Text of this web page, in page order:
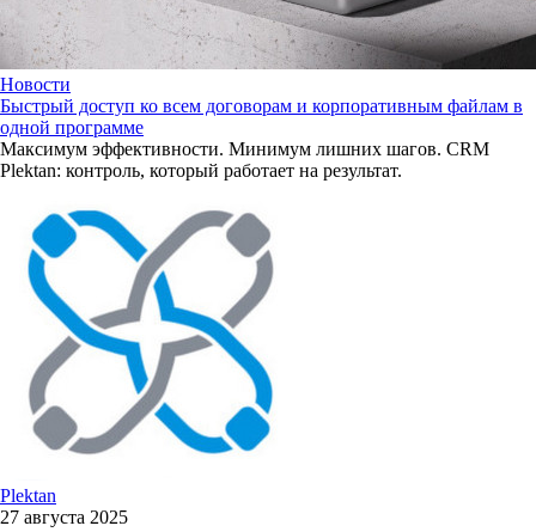
Новости
Быстрый доступ ко всем договорам и корпоративным файлам в
одной программе
Максимум эффективности. Минимум лишних шагов. CRM
Plektan: контроль, который работает на результат.
Plektan
27 августа 2025